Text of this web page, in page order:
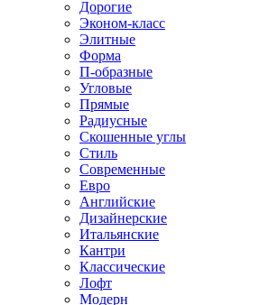
Дорогие
Эконом-класс
Элитные
Форма
П-образные
Угловые
Прямые
Радиусные
Скошенные углы
Стиль
Современные
Евро
Английские
Дизайнерские
Итальянские
Кантри
Классические
Лофт
Модерн